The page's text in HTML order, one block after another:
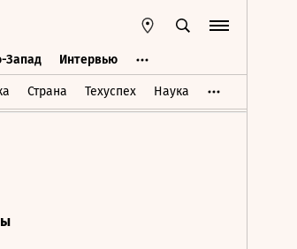
Запад Интервью
Страна Техуспех Наука
Запад Интервью